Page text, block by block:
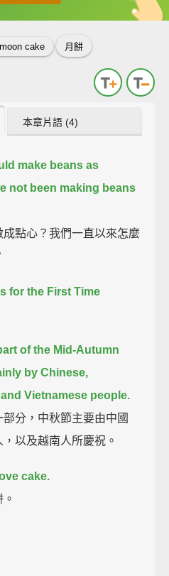
中
英
moon cake 月餅
本章片語 (4)
make beans as
not been making beans
點心？我們一直以來怎麼
for the First Time
of the Mid-Autumn
by Chinese,
Vietnamese people.
分，中秋節主要由中國
以及越南人所慶祝。
cake.